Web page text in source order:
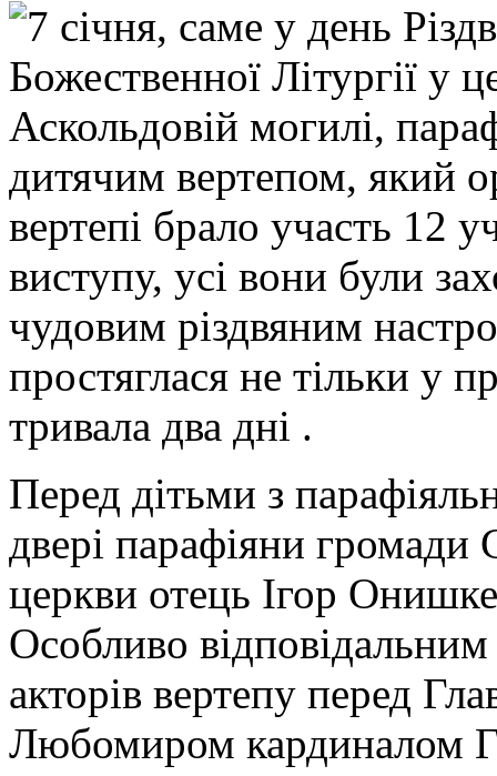
7 січня, саме у день
Божественної Літургії у
Аскольдовій могилі,
дитячим вертепом, який
вертепі брало участь 12
виступу, усі вони були
чудовим різдвяним
простяглася не тільки у
тривала два дні .
Перед дітьми з
двері парафіяни громади
церкви отець Ігор
Особливо
акторів вертепу перед
Любомиром кардиналом